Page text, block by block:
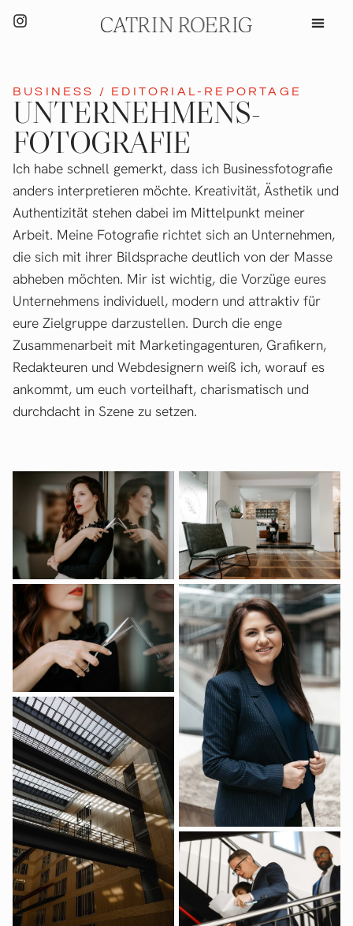
BUSINESS / EDITORIAL-REPORTAGE
UNTERNEHMENS­
FOTOGRAFIE
Ich habe schnell gemerkt, dass ich Businessfotografie
anders interpretieren möchte. Kreativität, Ästhetik und
Authentizität stehen dabei im Mittelpunkt meiner
Arbeit. Meine Fotografie richtet sich an Unternehmen,
die sich mit ihrer Bildsprache deutlich von der Masse
abheben möchten. Mir ist wichtig, die Vorzüge eures
Unternehmens individuell, modern und attraktiv für
eure Zielgruppe darzustellen. Durch die enge
Zusammenarbeit mit Marketingagenturen, Grafikern,
Redakteuren und Webdesignern weiß ich, worauf es
ankommt, um euch vorteilhaft, charismatisch und
durchdacht in Szene zu setzen.